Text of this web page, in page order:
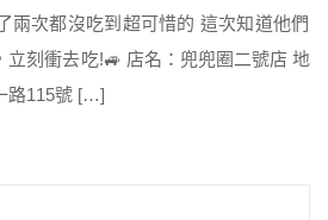
兩次都沒吃到超可惜的 這次知道他們
立刻衝去吃!🚙 店名：兜兜圈二號店 地
路115號 […]